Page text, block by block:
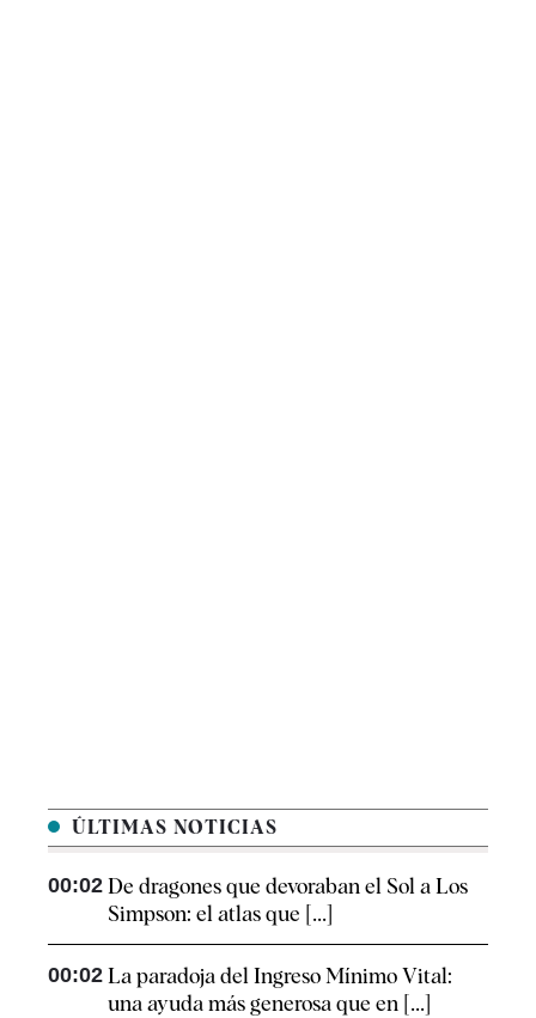
ÚLTIMAS NOTICIAS
00:02 De dragones que devoraban el Sol a Los
Simpson: el atlas que [...]
00:02 La paradoja del Ingreso Mínimo Vital:
una ayuda más generosa que en [...]